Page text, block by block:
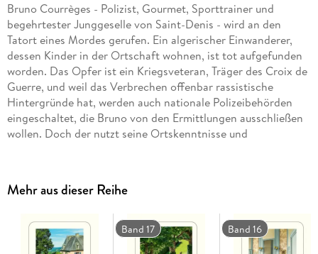
Bruno Courrèges - Polizist, Gourmet, Sporttrainer und
begehrtester Junggeselle von Saint-Denis - wird an den
Tatort eines Mordes gerufen. Ein algerischer Einwanderer,
dessen Kinder in der Ortschaft wohnen, ist tot aufgefunden
worden. Das Opfer ist ein Kriegsveteran, Träger des Croix de
Guerre, und weil das Verbrechen offenbar rassistische
Hintergründe hat, werden auch nationale Polizeibehörden
eingeschaltet, die Bruno von den Ermittlungen ausschließen
wollen. Doch der nutzt seine Ortskenntnisse und
Mehr aus dieser Reihe
Band 17 Band 16